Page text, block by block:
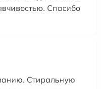
Спасибо
Стиральную